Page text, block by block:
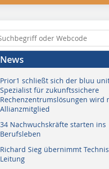
News
Prior1 schließt sich der bluu
Spezialist für zukunftssichere
Rechenzentrumslösungen wird
Allianzmitglied
34 Nachwuchskräfte starten ins
Berufsleben
Richard Sieg übernimmt
Leitung